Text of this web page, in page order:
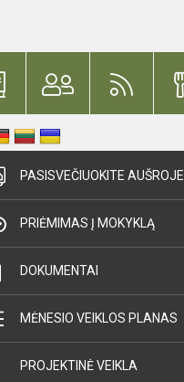
PASISVEČIUOKITE AUŠROJE
PRIĖMIMAS Į MOKYKLĄ
DOKUMENTAI
MĖNESIO VEIKLOS PLANAS
PROJEKTINĖ VEIKLA